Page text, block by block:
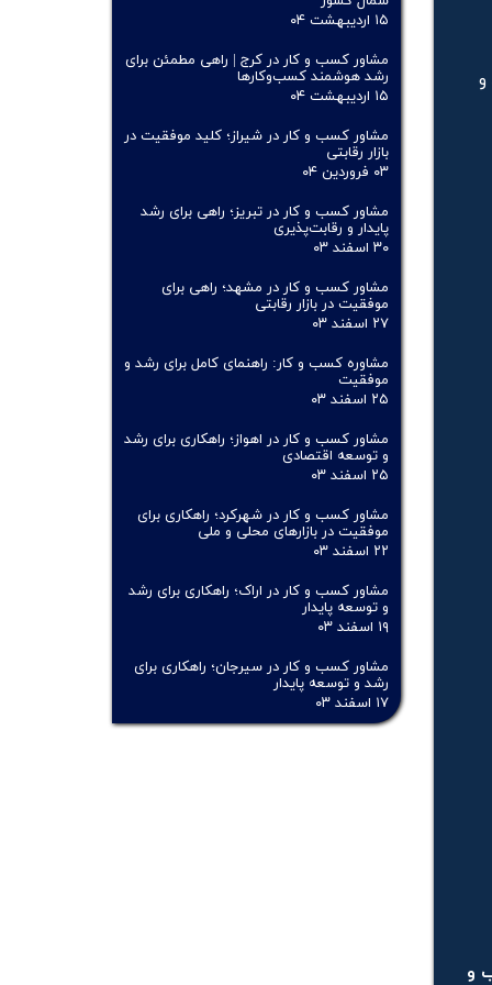
و
و
۱۵ اردیبهشت ۰۴
مشاور کسب و کار در کرج | راهی مطمئن برای
رشد هوشمند کسب‌وکارها
۱۵ اردیبهشت ۰۴
مشاور کسب و کار در شیراز؛ کلید موفقیت در
بازار رقابتی
۰۳ فروردین ۰۴
مشاور کسب و کار در تبریز؛ راهی برای رشد
پایدار و رقابت‌پذیری
۳۰ اسفند ۰۳
مشاور کسب و کار در مشهد؛ راهی برای
موفقیت در بازار رقابتی
۲۷ اسفند ۰۳
مشاوره کسب و کار: راهنمای کامل برای رشد و
موفقیت
۲۵ اسفند ۰۳
مشاور کسب و کار در اهواز؛ راهکاری برای رشد
و توسعه اقتصادی
۲۵ اسفند ۰۳
مشاور کسب و کار در شهرکرد؛ راهکاری برای
موفقیت در بازارهای محلی و ملی
۲۲ اسفند ۰۳
مشاور کسب و کار در اراک؛ راهکاری برای رشد
و توسعه پایدار
۱۹ اسفند ۰۳
مشاور کسب و کار در سیرجان؛ راهکاری برای
رشد و توسعه پایدار
۱۷ اسفند ۰۳